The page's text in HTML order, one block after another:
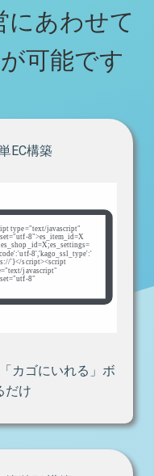
にあわせて
可能です
EC構築
カゴにいれる」ボ
だけ